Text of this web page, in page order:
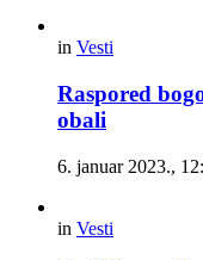
in Vesti
Raspored
obali
6. januar 2023.,
in Vesti